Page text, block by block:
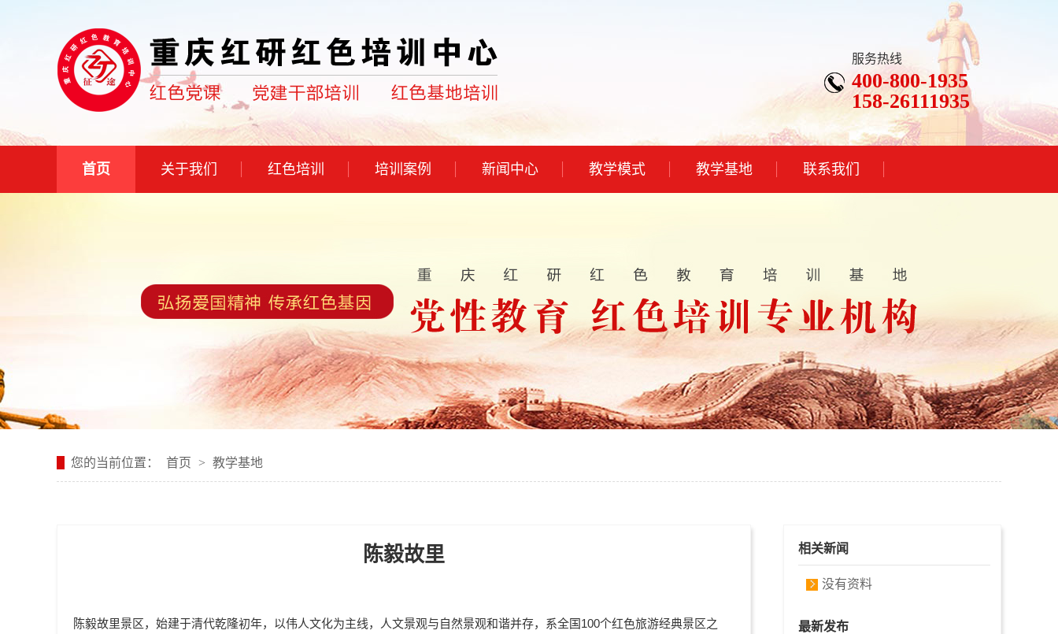
服务热线
400-800-1935
158-26111935
首页 关于我们 红色培训 培训案例 新闻中心 教学模式 教学基地 联系我们
您的当前位置： 首页 > 教学基地
陈毅故里
陈毅故里景区，始建于清代乾隆初年，以伟人文化为主线，人文景观与自然景观和谐并存，系全国100个红色旅游经典景区之
相关新闻
没有资料
最新发布